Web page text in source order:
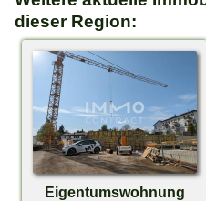
dieser Region:
Eigentumswohnung